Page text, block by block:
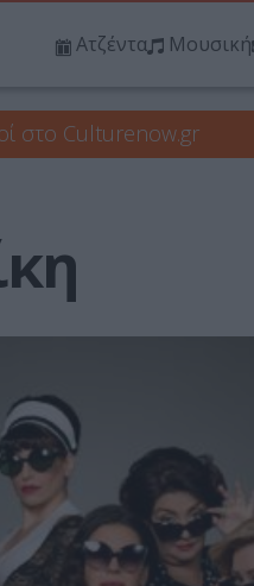
Ατζέντα Μουσική
στο Culturenow.gr